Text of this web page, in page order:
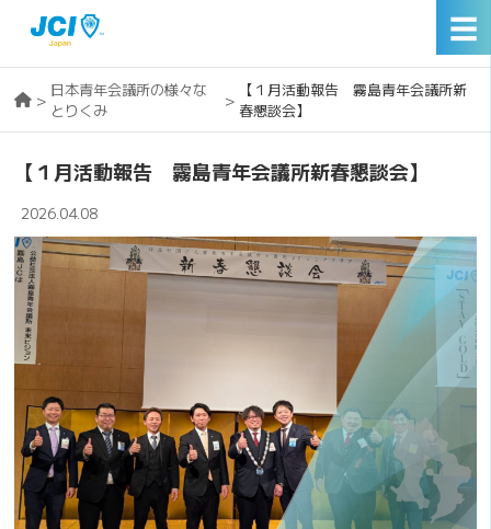
☰
> 日本青年会議所の様々な
とりくみ
>
【１月活動報告 霧島青年会議所新
春懇談会】
【１月活動報告 霧島青年会議所新春懇談会】
2026.04.08